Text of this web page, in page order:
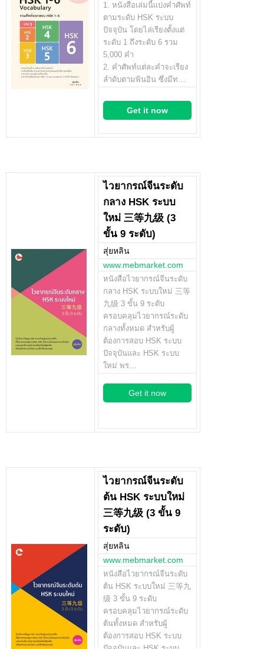
1. หนังสือเล่มนี้แบ่งคำศัพท์
ตามระดับ HSK ระบบ
ปัจจุบัน โดยไล่เรียงตั้งแต่
ระดับ 1 ถึงระดับ 6 รวม
5,000 คำ
2. คำศัพท์แต่ละคำจะเรียง
ลำดับตามพินอิน ซึ่งมีท…
Get it now
ไวยากรณ์จีนระดับ
กลาง HSK ระบบ
ใหม่ 三等九级 (3
ขั้น 9 ระดับ)
สุ่ยหลิน
www.mebmarket.com
หนังสือไวยากรณ์จีนระดับ
กลาง HSK ระบบใหม่ 三等
九级 3 ขั้น 9 ระดับ
ครอบคลุมไวยากรณ์ระดับ
กลางทั้งหมด สำหรับผู้
ต้องการสอบ HSK ระบบ
ปัจจุบันและ HSK ระบบ
ใหม่ พร…
Get it now
ไวยากรณ์จีนระดับ
ต้น HSK ระบบใหม่
三等九级 (3 ขั้น 9
ระดับ)
สุ่ยหลิน
www.mebmarket.com
หนังสือไวยากรณ์จีนระดับ
ต้น HSK ระบบใหม่ 三等九
级 3 ขั้น 9 ระดับ
ครอบคลุมไวยากรณ์ระดับ
ต้นทั้งหมด สำหรับผู้
ต้องการสอบ HSK ระบบ